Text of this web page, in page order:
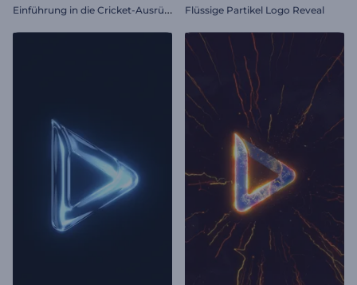
E
inführung in die Cricket-Ausrüstung Flüssige Partikel Logo Reveal